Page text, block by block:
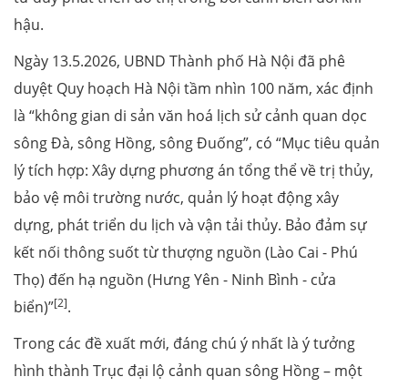
hậu.
Ngày 13.5.2026, UBND Thành phố Hà Nội đã phê
duyệt Quy hoạch Hà Nội tầm nhìn 100 năm, xác định
là “không gian di sản văn hoá lịch sử cảnh quan dọc
sông Đà, sông Hồng, sông Đuống”, có “Mục tiêu quản
lý tích hợp: Xây dựng phương án tổng thể về trị thủy,
bảo vệ môi trường nước, quản lý hoạt động xây
dựng, phát triển du lịch và vận tải thủy. Bảo đảm sự
kết nối thông suốt từ thượng nguồn (Lào Cai - Phú
Thọ) đến hạ nguồn (Hưng Yên - Ninh Bình - cửa
biển)”[2].
Trong các đề xuất mới, đáng chú ý nhất là ý tưởng
hình thành Trục đại lộ cảnh quan sông Hồng – một